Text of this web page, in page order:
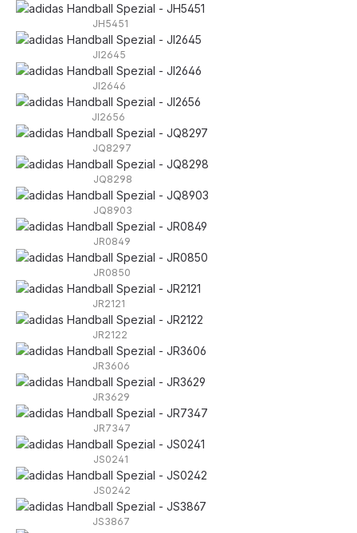
JH5451
JI2645
JI2646
JI2656
JQ8297
JQ8298
JQ8903
JR0849
JR0850
JR2121
JR2122
JR3606
JR3629
JR7347
JS0241
JS0242
JS3867